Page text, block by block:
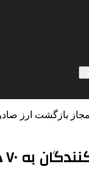
بازگشت ارز صادرکنندگان به ۷۰
افزایش یافت